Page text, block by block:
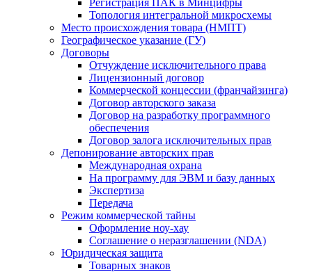
Регистрация ПАК в Минцифры
Топология интегральной микросхемы
Место происхождения товара (НМПТ)
Географическое указание (ГУ)
Договоры
Отчуждение исключительного права
Лицензионный договор
Коммерческой концессии (франчайзинга)
Договор авторского заказа
Договор на разработку программного
обеспечения
Договор залога исключительных прав
Депонирование авторских прав
Международная охрана
На программу для ЭВМ и базу данных
Экспертиза
Передача
Режим коммерческой тайны
Оформление ноу-хау
Соглашение о неразглашении (NDA)
Юридическая защита
Товарных знаков